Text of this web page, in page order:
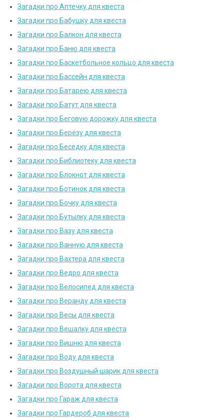
Загадки про Аптечку для квеста
Загадки про Бабушку для квеста
Загадки про Балкон для квеста
Загадки про Баню для квеста
Загадки про Баскетбольное кольцо для квеста
Загадки про Бассейн для квеста
Загадки про Батарею для квеста
Загадки про Батут для квеста
Загадки про Беговую дорожку для квеста
Загадки про Берёзу для квеста
Загадки про Беседку для квеста
Загадки про Библиотеку для квеста
Загадки про Блокнот для квеста
Загадки про Ботинок для квеста
Загадки про Бочку для квеста
Загадки про Бутылку для квеста
Загадки про Вазу для квеста
Загадки про Ванную для квеста
Загадки про Вахтера для квеста
Загадки про Ведро для квеста
Загадки про Велосипед для квеста
Загадки про Веранду для квеста
Загадки про Весы для квеста
Загадки про Вешалку для квеста
Загадки про Вишню для квеста
Загадки про Воду для квеста
Загадки про Воздушный шарик для квеста
Загадки про Ворота для квеста
Загадки про Гараж для квеста
Загадки про Гардероб для квеста